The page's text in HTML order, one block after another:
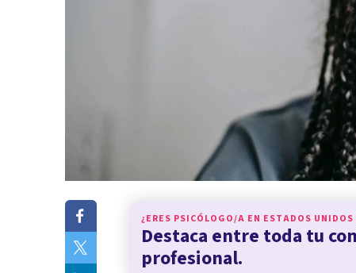
¿ERES PSICÓLOGO/A EN ESTADOS UNIDOS
Destaca entre toda tu
profesional.